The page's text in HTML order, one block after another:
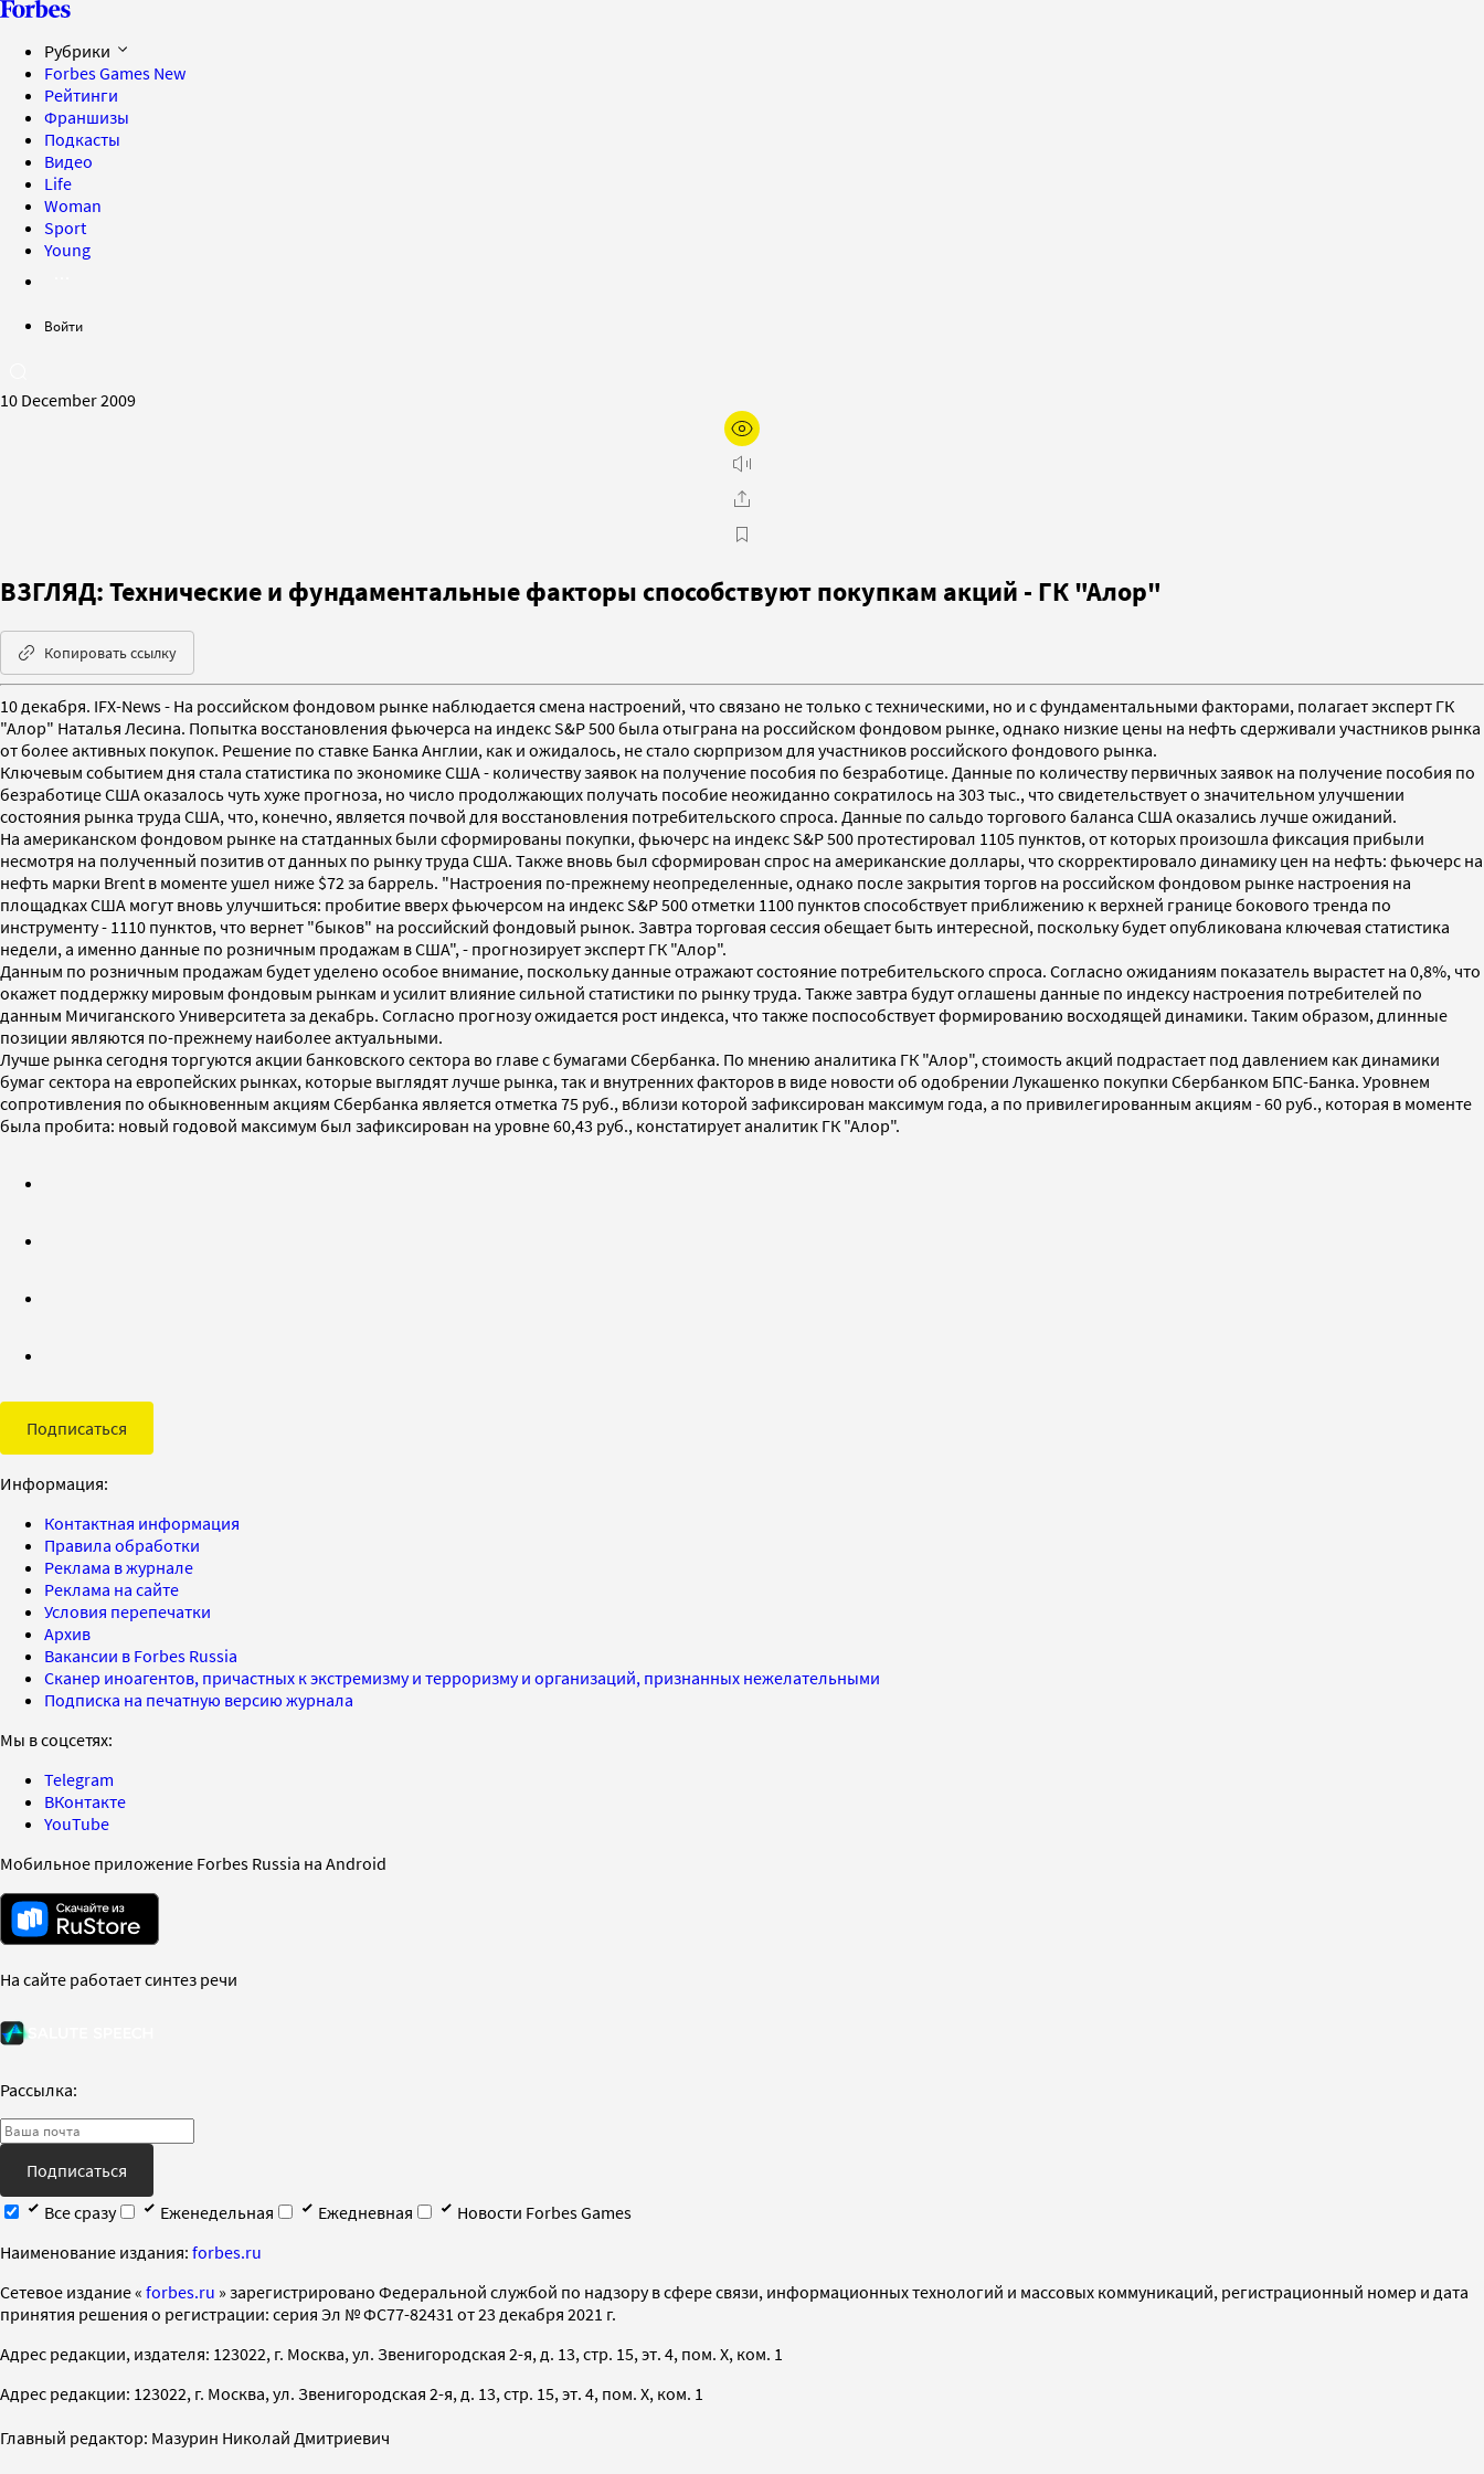
Рубрики
Forbes Games New
Рейтинги
Франшизы
Подкасты
Видео
Life
Woman
Sport
Young
Войти
10 December 2009
ВЗГЛЯД: Технические и фундаментальные факторы способствуют покупкам акций - ГК "Алор"
Копировать ссылку
10 декабря. IFX-News - На российском фондовом рынке наблюдается смена настроений, что связано не только с техническими, но и с фундаментальными факторами, полагает эксперт ГК
"Алор" Наталья Лесина. Попытка восстановления фьючерса на индекс S&P 500 была отыграна на российском фондовом рынке, однако низкие цены на нефть сдерживали участников рынка
от более активных покупок. Решение по ставке Банка Англии, как и ожидалось, не стало сюрпризом для участников российского фондового рынка.
Ключевым событием дня стала статистика по экономике США - количеству заявок на получение пособия по безработице. Данные по количеству первичных заявок на получение пособия по
безработице США оказалось чуть хуже прогноза, но число продолжающих получать пособие неожиданно сократилось на 303 тыс., что свидетельствует о значительном улучшении
состояния рынка труда США, что, конечно, является почвой для восстановления потребительского спроса. Данные по сальдо торгового баланса США оказались лучше ожиданий.
На американском фондовом рынке на статданных были сформированы покупки, фьючерс на индекс S&P 500 протестировал 1105 пунктов, от которых произошла фиксация прибыли
несмотря на полученный позитив от данных по рынку труда США. Также вновь был сформирован спрос на американские доллары, что скорректировало динамику цен на нефть: фьючерс на
нефть марки Brent в моменте ушел ниже $72 за баррель. "Настроения по-прежнему неопределенные, однако после закрытия торгов на российском фондовом рынке настроения на
площадках США могут вновь улучшиться: пробитие вверх фьючерсом на индекс S&P 500 отметки 1100 пунктов способствует приближению к верхней границе бокового тренда по
инструменту - 1110 пунктов, что вернет "быков" на российский фондовый рынок. Завтра торговая сессия обещает быть интересной, поскольку будет опубликована ключевая статистика
недели, а именно данные по розничным продажам в США", - прогнозирует эксперт ГК "Алор".
Данным по розничным продажам будет уделено особое внимание, поскольку данные отражают состояние потребительского спроса. Согласно ожиданиям показатель вырастет на 0,8%, что
окажет поддержку мировым фондовым рынкам и усилит влияние сильной статистики по рынку труда. Также завтра будут оглашены данные по индексу настроения потребителей по
данным Мичиганского Университета за декабрь. Согласно прогнозу ожидается рост индекса, что также поспособствует формированию восходящей динамики. Таким образом, длинные
позиции являются по-прежнему наиболее актуальными.
Лучше рынка сегодня торгуются акции банковского сектора во главе с бумагами Сбербанка. По мнению аналитика ГК "Алор", стоимость акций подрастает под давлением как динамики
бумаг сектора на европейских рынках, которые выглядят лучше рынка, так и внутренних факторов в виде новости об одобрении Лукашенко покупки Сбербанком БПС-Банка. Уровнем
сопротивления по обыкновенным акциям Сбербанка является отметка 75 руб., вблизи которой зафиксирован максимум года, а по привилегированным акциям - 60 руб., которая в моменте
была пробита: новый годовой максимум был зафиксирован на уровне 60,43 руб., констатирует аналитик ГК "Алор".
Подписаться
Информация:
Контактная информация
Правила обработки
Реклама в журнале
Реклама на сайте
Условия перепечатки
Архив
Вакансии в Forbes Russia
Сканер иноагентов, причастных к экстремизму и терроризму и организаций, признанных нежелательными
Подписка на печатную версию журнала
Мы в соцсетях:
Telegram
ВКонтакте
YouTube
Мобильное приложение Forbes Russia на Android
На сайте работает синтез речи
Рассылка:
Подписаться
Все сразу
Еженедельная Ежедневная
Новости Forbes Games
Наименование издания: forbes.ru
Cетевое издание « forbes.ru » зарегистрировано Федеральной службой по надзору в сфере связи, информационных технологий и массовых коммуникаций, регистрационный номер и дата
принятия решения о регистрации: серия Эл № ФС77-82431 от 23 декабря 2021 г.
Адрес редакции, издателя: 123022, г. Москва, ул. Звенигородская 2-я, д. 13, стр. 15, эт. 4, пом. X, ком. 1
Адрес редакции: 123022, г. Москва, ул. Звенигородская 2-я, д. 13, стр. 15, эт. 4, пом. X, ком. 1
Главный редактор: Мазурин Николай Дмитриевич